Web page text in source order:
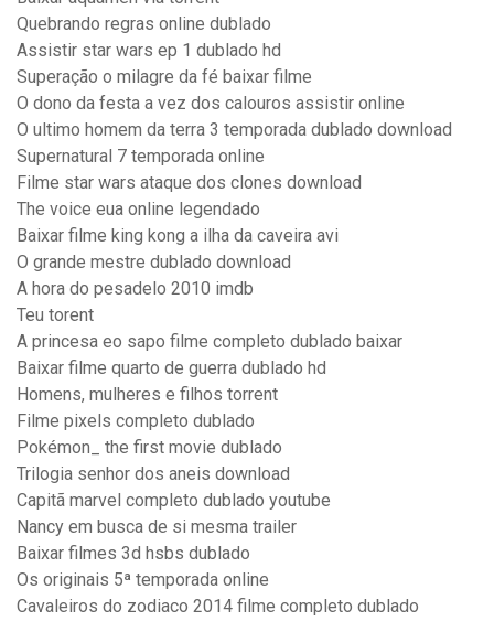
Quebrando regras online dublado
Assistir star wars ep 1 dublado hd
Superação o milagre da fé baixar filme
O dono da festa a vez dos calouros assistir online
O ultimo homem da terra 3 temporada dublado download
Supernatural 7 temporada online
Filme star wars ataque dos clones download
The voice eua online legendado
Baixar filme king kong a ilha da caveira avi
O grande mestre dublado download
A hora do pesadelo 2010 imdb
Teu torent
A princesa eo sapo filme completo dublado baixar
Baixar filme quarto de guerra dublado hd
Homens, mulheres e filhos torrent
Filme pixels completo dublado
Pokémon_ the first movie dublado
Trilogia senhor dos aneis download
Capitã marvel completo dublado youtube
Nancy em busca de si mesma trailer
Baixar filmes 3d hsbs dublado
Os originais 5ª temporada online
Cavaleiros do zodiaco 2014 filme completo dublado